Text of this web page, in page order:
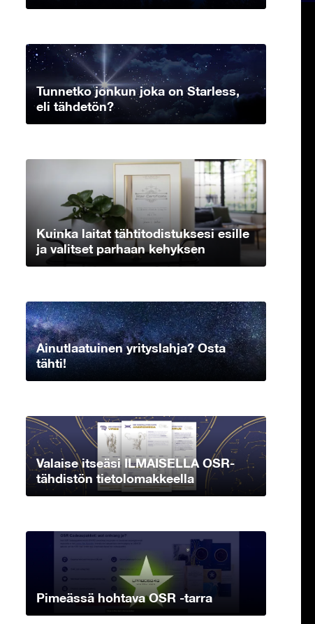
Tunnetko jonkun joka on Starless,
eli tähdetön?
Kuinka laitat tähtitodistuksesi esille
ja valitset parhaan kehyksen
Ainutlaatuinen yrityslahja? Osta
tähti!
Valaise itseäsi ILMAISELLA OSR-
tähdistön tietolomakkeella
Pimeässä hohtava OSR -tarra